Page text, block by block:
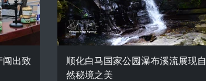
闯出致
顺化白马国家公园瀑布溪流展现自
然秘境之美